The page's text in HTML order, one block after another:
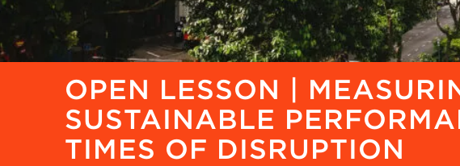
OPEN LESSON |
SUSTAINABLE
TIMES OF DISRUPTION